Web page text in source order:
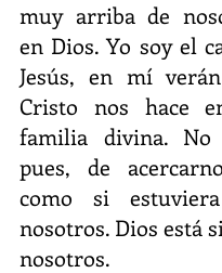
muy arriba de
en Dios. Yo soy el
Jesús, en mí
Cristo nos hace
familia divina. No
pues, de
como si
nosotros. Dios está
nosotros.